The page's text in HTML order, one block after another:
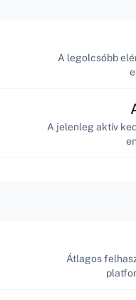
A legolcsóbb
A jelenleg aktív
Átlagos